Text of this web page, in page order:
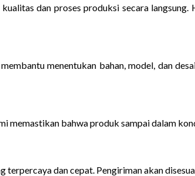
dan proses produksi secara
menentukan bahan, model, dan
memastikan bahwa produk sampai dalam
dan cepat. Pengiriman akan